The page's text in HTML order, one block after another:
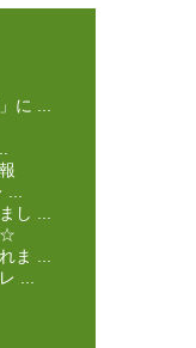
に ...
し ...
ま ...
...